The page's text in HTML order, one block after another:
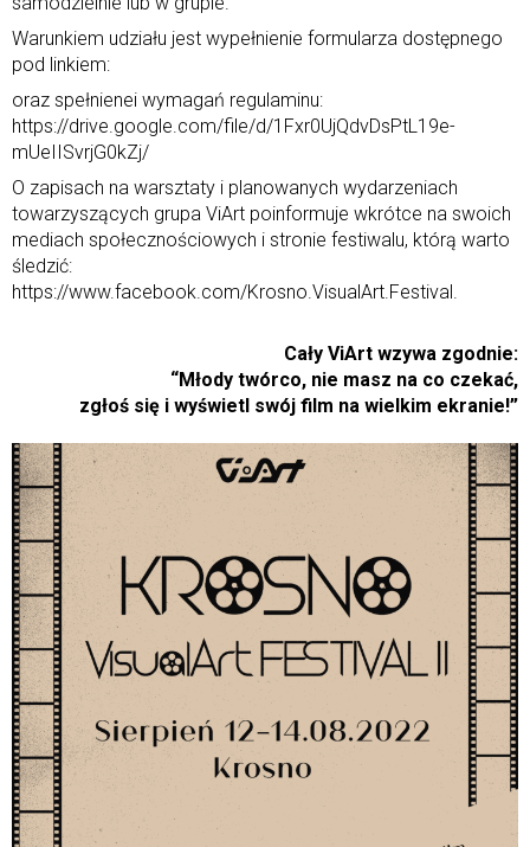
Warunkiem udziału jest wypełnienie formularza dostępnego
pod linkiem:
oraz spełnienei wymagań regulaminu:
https://drive.google.com/file/d/1Fxr0UjQdvDsPtL19e-
mUeIISvrjG0kZj/
O zapisach na warsztaty i planowanych wydarzeniach
towarzyszących grupa ViArt poinformuje wkrótce na swoich
mediach społecznościowych i stronie festiwalu, którą warto
śledzić:
https://www.facebook.com/Krosno.VisualArt.Festival.
Cały ViArt wzywa zgodnie:
“Młody twórco, nie masz na co czekać,
zgłoś się i wyświetl swój film na wielkim ekranie!”